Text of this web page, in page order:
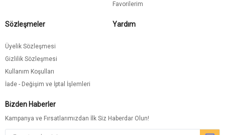
Favorilerim
Sözleşmeler
Üyelik Sözleşmesi
Gizlilik Sözleşmesi
Kullanım Koşulları
İade - Değişim ve İptal İşlemleri
Yardım
Bizden Haberler
Kampanya ve Fırsatlarımızdan İlk Siz Haberdar Olun!